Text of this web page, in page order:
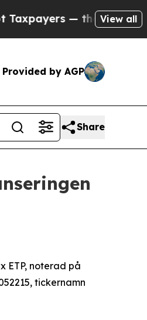
the Chance to Cash in
View all
Provided by AGP
Share
ETP, noterad på
tickernamn